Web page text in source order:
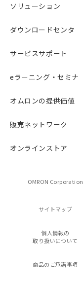
ソリューション
ダウンロードセンタ
サービスサポート
eラーニング・セミナ
オムロンの提供価値
販売ネットワーク
オンラインストア
OMRON Corporation
サイトマップ
個人情報の
取り扱いについて
商品のご承諾事項